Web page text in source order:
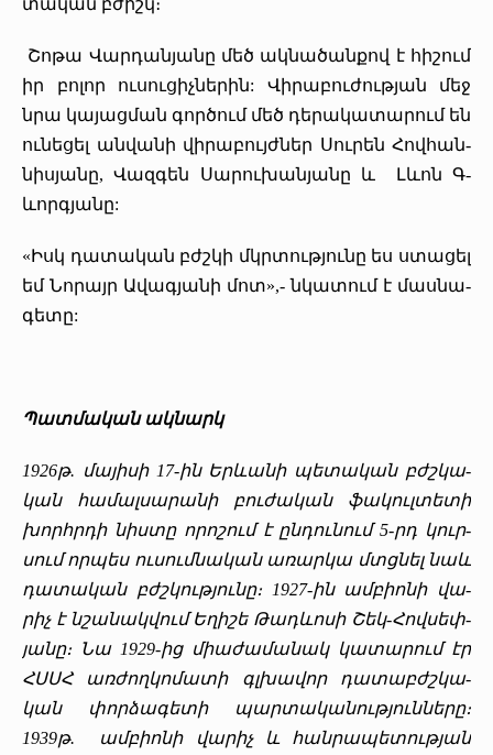
­Շո­թա ­Վար­դան­յա­նը մեծ ակ­նա­ծան­քով է հի­շում
իր բո­լոր ու­սու­ցիչ­նե­րին: ­Վի­րա­բու­ժութ­յան մեջ
նրա կա­յաց­ման գոր­ծում մեծ դե­րա­կա­տա­րում են
ու­նեցել ան­վա­նի վի­րա­բույժ­ներ ­Սու­րեն ­Հով­հան­
նիս­յա­նը, ­Վազ­գեն ­Սա­րու­խան­յա­նը և Լ­ևոն Գ­
ևորգ­յա­նը:
«Իսկ դա­տա­կան բժշկի մկրտութ­յու­նը ես ստա­ցել
եմ ­Նո­րայր Ա­վագ­յա­նի մոտ»,- նկա­տում է մաս­նա­
գե­տը:
Պատ­մա­կան ակ­նարկ
1926թ. մա­յի­սի17-ին Եր­ևա­նի պե­տա­կանբժշկա­
կան հա­մալ­սա­րա­նի բու­ժա­կան
ֆա­կուլ­տե­տի
խորհր­դի նիս­տը ո­րո­շում է ըն­դու­նում5-րդ կուր­
սում որ­պես ու­սում­նա­կան ա­ռար­կա մտցնել նաև
դա­տա­կան բժշկութ­յու­նը։1927-ին ամ­բիո­նի
վա­
րիչ է նշա­նակ­վում Ե­ղի­շե­ Թադ­ևո­սի­ Շեկ-­Հով­սեփ­
յա­նը։ Նա1929-ից միա­ժա­մա­նակ կա­տա­րում էր
ՀՍՍՀ
առ­ժող­կո­մա­տի գլխա­վոր
դա­տաբժշ­կա­
կան
փոր­ձա­գե­տի պար­տա­կա­նութ­յուն­նե­րը։
1939թ. ամ­բիո­նի վա­րիչ և ­հան­րա­պե­տութ­յան